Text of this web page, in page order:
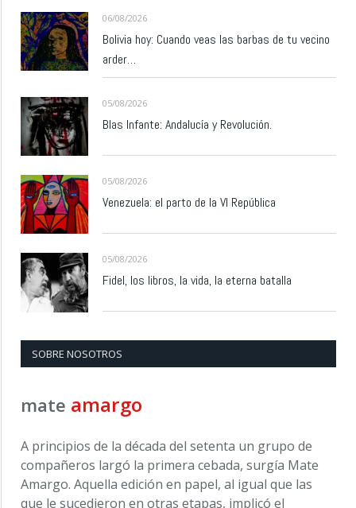
06/08/2026
Bolivia hoy: Cuando veas las barbas de tu vecino
arder…
05/08/2026
Blas Infante: Andalucía y Revolución.
05/08/2026
Venezuela: el parto de la VI República
05/08/2026
Fidel, los libros, la vida, la eterna batalla
SOBRE NOSOTROS
mate amargo
A principios de la década del setenta un grupo de
compañeros largó la primera cebada, surgía Mate
Amargo. Aquella edición en papel, al igual que las
que le sucedieron en otras etapas, implicó el